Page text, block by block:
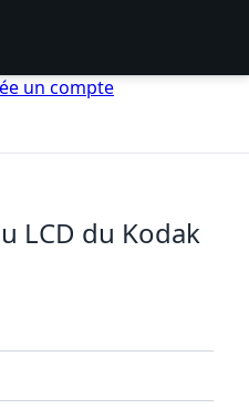
un compte
LCD du Kodak